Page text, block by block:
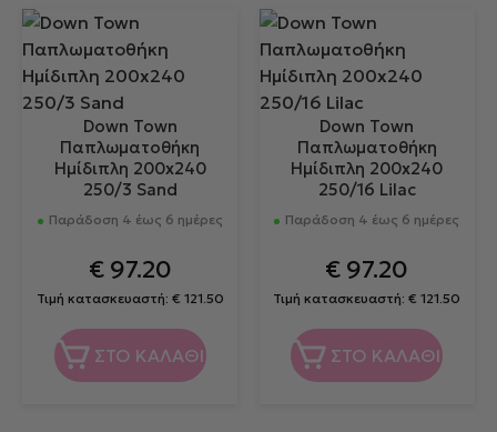
Down Town
Παπλωματοθήκη
Ημίδιπλη 200x240
250/3 Sand
Παράδοση 4 έως 6 ημέρες
€97.20
Τιμή κατασκευαστή: € 121.50
ΣΤΟ ΚΑΛΑΘΙ
Down Town
Παπλωματοθήκη
Ημίδιπλη 200x240
250/16 Lilac
Παράδοση 4 έως 6 ημέρες
€ 97.20
Τιμή κατασκευαστή:€ 121.50
ΣΤΟ ΚΑΛΑΘΙ